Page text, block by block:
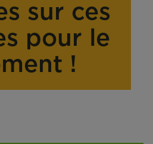
sur ces
pour le
!